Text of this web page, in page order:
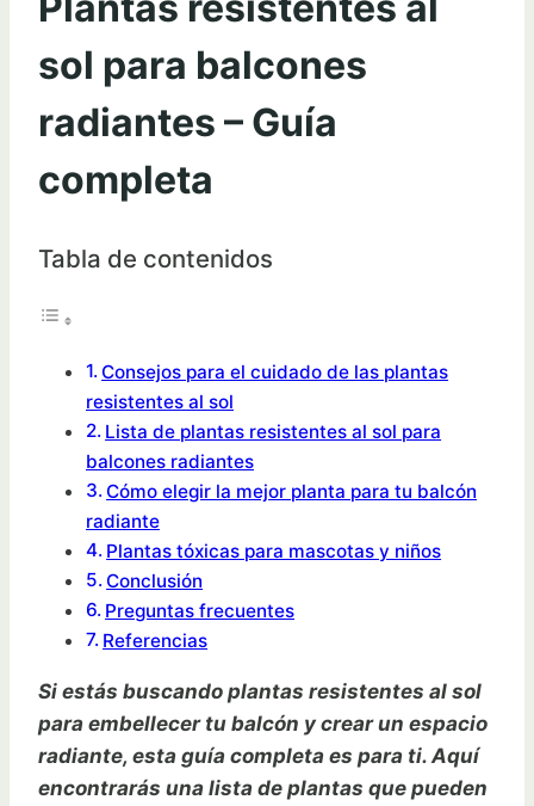
sol para balcones
radiantes – Guía
completa
Tabla de contenidos
Consejos para el cuidado de las plantas
resistentes al sol
Lista de plantas resistentes al sol para
balcones radiantes
Cómo elegir la mejor planta para tu balcón
radiante
Plantas tóxicas para mascotas y niños
Conclusión
Preguntas frecuentes
Referencias
Si estás buscando plantas resistentes al sol
para embellecer tu balcón y crear un espacio
radiante, esta guía completa es para ti. Aquí
encontrarás una lista de plantas que pueden